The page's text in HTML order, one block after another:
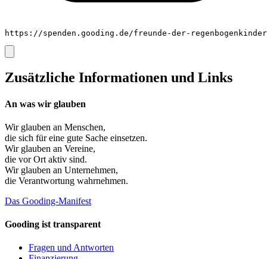
https://spenden.gooding.de/freunde-der-
Zusätzliche Informationen und Links
An was wir glauben
Wir glauben an Menschen,
die sich für eine gute Sache einsetzen.
Wir glauben an Vereine,
die vor Ort aktiv sind.
Wir glauben an Unternehmen,
die Verantwortung wahrnehmen.
Das Gooding-Manifest
Gooding ist transparent
Fragen und Antworten